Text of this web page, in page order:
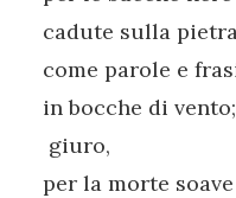
cadute sulla
come parole e
in bocche di vento;
giuro,
per la morte